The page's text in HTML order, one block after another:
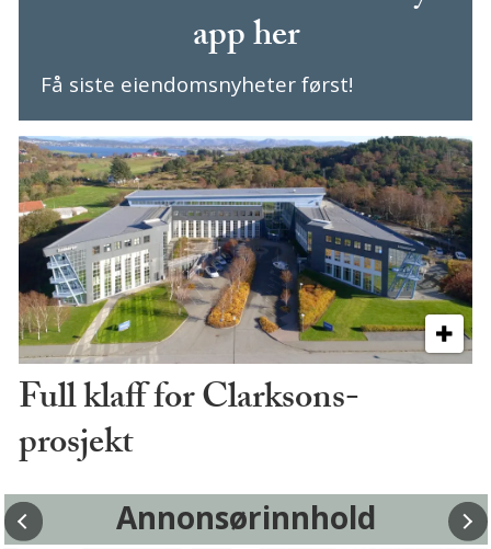
app her
Få siste eiendomsnyheter først!
Full klaff for Clarksons-
prosjekt
Annonsørinnhold